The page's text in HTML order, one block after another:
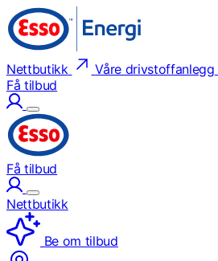
Nettbutikk Våre drivstoffanlegg
Få tilbud
Få tilbud
Nettbutikk
Be om tilbud